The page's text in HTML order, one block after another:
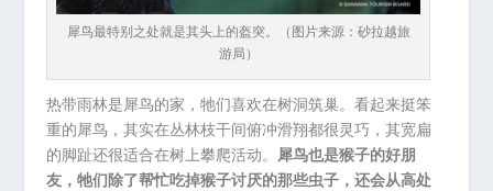
犀鸟最特别之处就是其头上的盔突。（图片来源：砂拉越旅
游局）
热带雨林是犀鸟的家，牠们喜欢在树洞筑巢。看起来挺笨
重的犀鸟，其实在丛林枝干间俯冲滑翔都很灵巧，其宽扁
的脚趾还很适合在树上攀爬活动。 犀鸟也是猴子的好朋
友，牠们除了帮忙吃掉猴子讨厌的那些虫子，还会从高处